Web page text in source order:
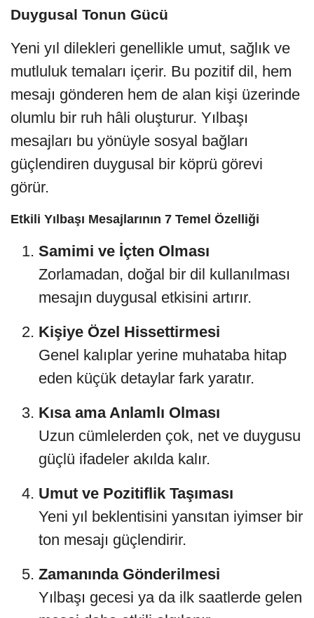
Duygusal Tonun Gücü
Yeni yıl dilekleri genellikle umut, sağlık ve
mutluluk temaları içerir. Bu pozitif dil, hem
mesajı gönderen hem de alan kişi üzerinde
olumlu bir ruh hâli oluşturur. Yılbaşı
mesajları bu yönüyle sosyal bağları
güçlendiren duygusal bir köprü görevi
görür.
Etkili Yılbaşı Mesajlarının 7 Temel Özelliği
Samimi ve İçten Olması
Zorlamadan, doğal bir dil kullanılması
mesajın duygusal etkisini artırır.
Kişiye Özel Hissettirmesi
Genel kalıplar yerine muhataba hitap
eden küçük detaylar fark yaratır.
Kısa ama Anlamlı Olması
Uzun cümlelerden çok, net ve duygusu
güçlü ifadeler akılda kalır.
Umut ve Pozitiflik Taşıması
Yeni yıl beklentisini yansıtan iyimser bir
ton mesajı güçlendirir.
Zamanında Gönderilmesi
Yılbaşı gecesi ya da ilk saatlerde gelen